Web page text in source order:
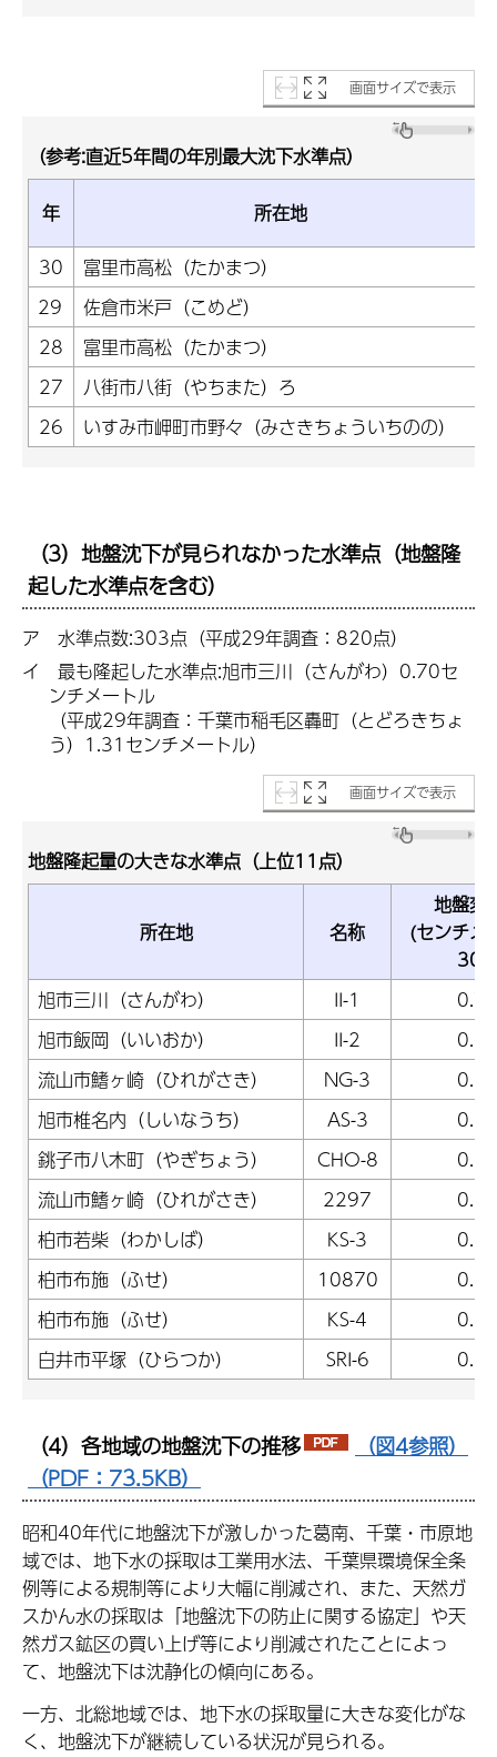
画面サイズで表示
（参考:直近5年間の年別最大沈下水準点）
年
所在地
30
富里市高松（たかまつ）
29
佐倉市米戸（こめど）
28
富里市高松（たかまつ）
27
八街市八街（やちまた）ろ
26
いすみ市岬町市野々（みさきちょういちのの）
（3）地盤沈下が見られなかった水準点（地盤隆
起した水準点を含む）
ア 水準点数:303点（平成29年調査：820点）
イ 最も隆起した水準点:旭市三川（さんがわ）0.70セ
ンチメートル
（平成29年調査：千葉市稲毛区轟町（とどろきちょ
う）1.31センチメートル）
画面サイズで表示
地盤隆起量の大きな水準点（上位11点）
所在地 名称
地盤変
(センチメ
30
旭市三川（さんがわ）
II-1
0.70
旭市飯岡（いいおか）
II-2
0.60
流山市鰭ヶ崎（ひれがさき）
NG-3
0.57
旭市椎名内（しいなうち）
AS-3
0.56
銚子市八木町（やぎちょう）
CHO-8
0.56
流山市鰭ヶ崎（ひれがさき）
2297
0.56
柏市若柴（わかしば）
KS-3
0.55
柏市布施（ふせ）
10870
0.54
柏市布施（ふせ）
KS-4
0.52
白井市平塚（ひらつか）
SRI-6 0.52
（4）各地域の地盤沈下の推移
（図4参照）
（PDF：73.5KB）
昭和40年代に地盤沈下が激しかった葛南、千葉・市原地
域では、地下水の採取は工業用水法、千葉県環境保全条
例等による規制等により大幅に削減され、また、天然ガ
スかん水の採取は「地盤沈下の防止に関する協定」や天
然ガス鉱区の買い上げ等により削減されたことによっ
て、地盤沈下は沈静化の傾向にある。
一方、北総地域では、地下水の採取量に大きな変化がな
く、地盤沈下が継続している状況が見られる。